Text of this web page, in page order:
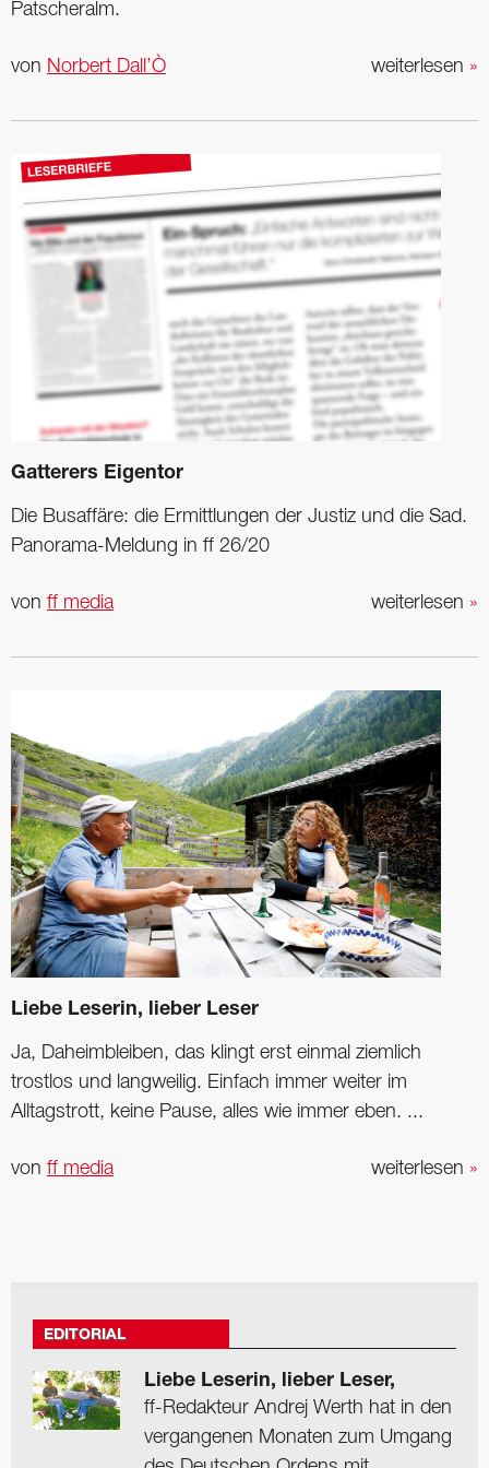
Patscheralm.
weiterlesen »
von Norbert Dall’Ò
Gatterers Eigentor
Die Busaffäre: die Ermittlungen der Justiz und die Sad.
Panora­ma-Meldung in ff 26/20
weiterlesen »
von ff media
Liebe Leserin, lieber Leser
Ja, Daheimbleiben, das klingt erst einmal ziemlich
trostlos und langweilig. Einfach immer weiter im
Alltagstrott, keine Pause, alles wie immer eben. ...
weiterlesen »
von ff media
EDITORIAL
Liebe Leserin, lieber Leser,
ff-Redakteur Andrej Werth hat in den
vergangenen Monaten zum Umgang